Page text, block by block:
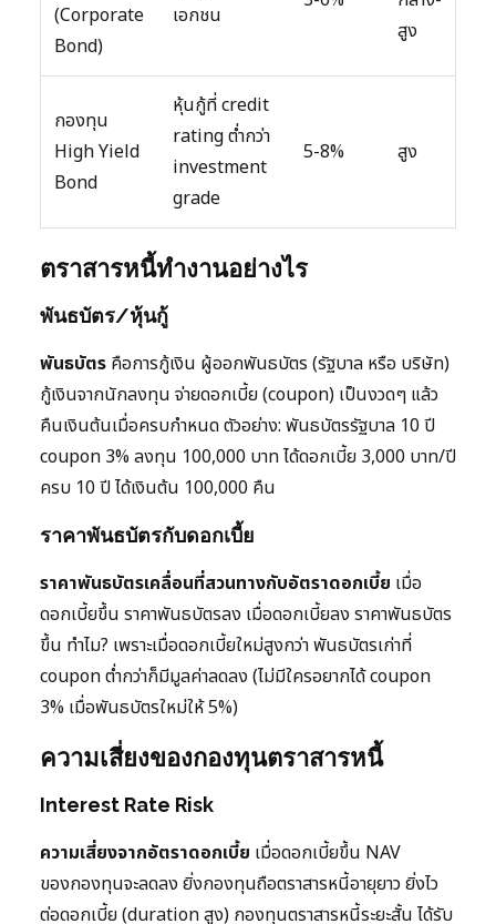
(Corporate
Bond)
เอกชน
สูง
กองทุน
High Yield
Bond
หุ้นกู้ที่ credit
rating ต่ำกว่า
investment
grade
5-8% สูง
ตราสารหนี้ทำงานอย่างไร
พันธบัตร/หุ้นกู้
พันธบัตร คือการกู้เงิน ผู้ออกพันธบัตร (รัฐบาล หรือ บริษัท)
กู้เงินจากนักลงทุน จ่ายดอกเบี้ย (coupon) เป็นงวดๆ แล้ว
คืนเงินต้นเมื่อครบกำหนด ตัวอย่าง: พันธบัตรรัฐบาล 10 ปี
coupon 3% ลงทุน 100,000 บาท ได้ดอกเบี้ย 3,000 บาท/ปี
ครบ 10 ปี ได้เงินต้น 100,000 คืน
ราคาพันธบัตรกับดอกเบี้ย
ราคาพันธบัตรเคลื่อนที่สวนทางกับอัตราดอกเบี้ย เมื่อ
ดอกเบี้ยขึ้น ราคาพันธบัตรลง เมื่อดอกเบี้ยลง ราคาพันธบัตร
ขึ้น ทำไม? เพราะเมื่อดอกเบี้ยใหม่สูงกว่า พันธบัตรเก่าที่
coupon ต่ำกว่าก็มีมูลค่าลดลง (ไม่มีใครอยากได้ coupon
3% เมื่อพันธบัตรใหม่ให้ 5%)
ความเสี่ยงของกองทุนตราสารหนี้
Interest Rate Risk
ความเสี่ยงจากอัตราดอกเบี้ย เมื่อดอกเบี้ยขึ้น NAV
ของกองทุนจะลดลง ยิ่งกองทุนถือตราสารหนี้อายุยาว ยิ่งไว
ต่อดอกเบี้ย (duration สูง) กองทุนตราสารหนี้ระยะสั้น ได้รับ